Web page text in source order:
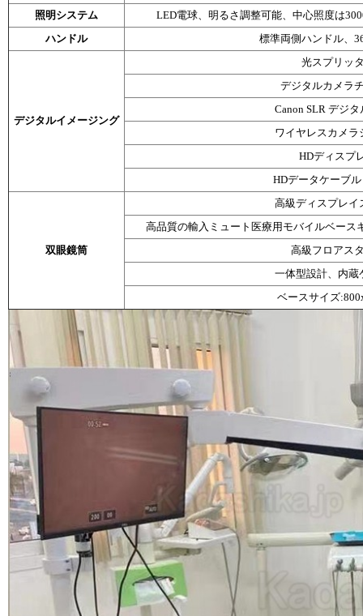
照明システム
LED電球、明るさ調整可能、中心照度は
ハンドル
標準両側ハンドル、
デジタルイメージング
光スプリッ
デジタルカメラ
Canon SLR デジ
ワイヤレスカメラ
HDディスプ
HDデータケーブ
双眼鏡筒
高級ディスプレイ
高品質の輸入ミュート医療用モバイルベース
高級フロアス
一体型設計、内蔵
ベースサイズ